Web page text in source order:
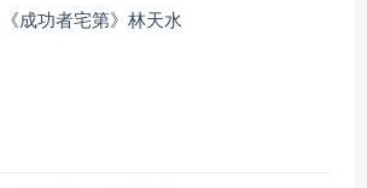
《成功者宅第》林天水